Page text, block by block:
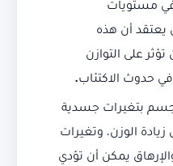
في مستويات
يعتقد أن هذه
على التوازن
حدوث الاكتئاب.
بتغيرات جسدية
الوزن، وتغيرات
يمكن أن تؤدي